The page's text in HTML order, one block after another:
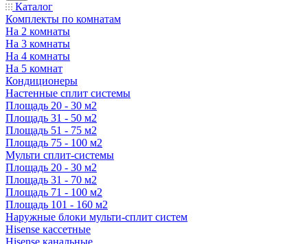
Каталог
Комплекты по комнатам
На 2 комнаты
На 3 комнаты
На 4 комнаты
На 5 комнат
Кондиционеры
Настенные сплит системы
Площадь 20 - 30 м2
Площадь 31 - 50 м2
Площадь 51 - 75 м2
Площадь 75 - 100 м2
Мульти сплит-системы
Площадь 20 - 30 м2
Площадь 31 - 70 м2
Площадь 71 - 100 м2
Площадь 101 - 160 м2
Наружные блоки мульти-сплит систем
Hisense кассетные
Hisense канальные